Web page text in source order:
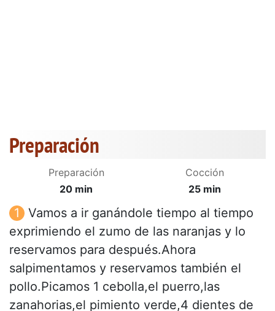
Preparación
Preparación
20 min
Cocción
25 min
Vamos a ir ganándole tiempo al tiempo
exprimiendo el zumo de las naranjas y lo
reservamos para después.Ahora
salpimentamos y reservamos también el
pollo.Picamos 1 cebolla,el puerro,las
zanahorias,el pimiento verde,4 dientes de